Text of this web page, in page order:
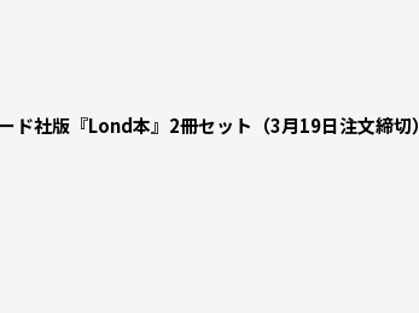
ド社版『Lond本』2冊セット（3月19日注文締切）